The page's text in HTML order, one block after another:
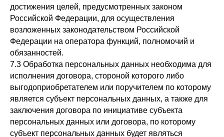
достижения целей, предусмотренных законом
Российской Федерации, для осуществления
возложенных законодательством Российской
Федерации на оператора функций, полномочий и
обязанностей.
7.3 Обработка персональных данных необходима для
исполнения договора, стороной которого либо
выгодоприобретателем или поручителем по которому
является субъект персональных данных, а также для
заключения договора по инициативе субъекта
персональных данных или договора, по которому
субъект персональных данных будет являться